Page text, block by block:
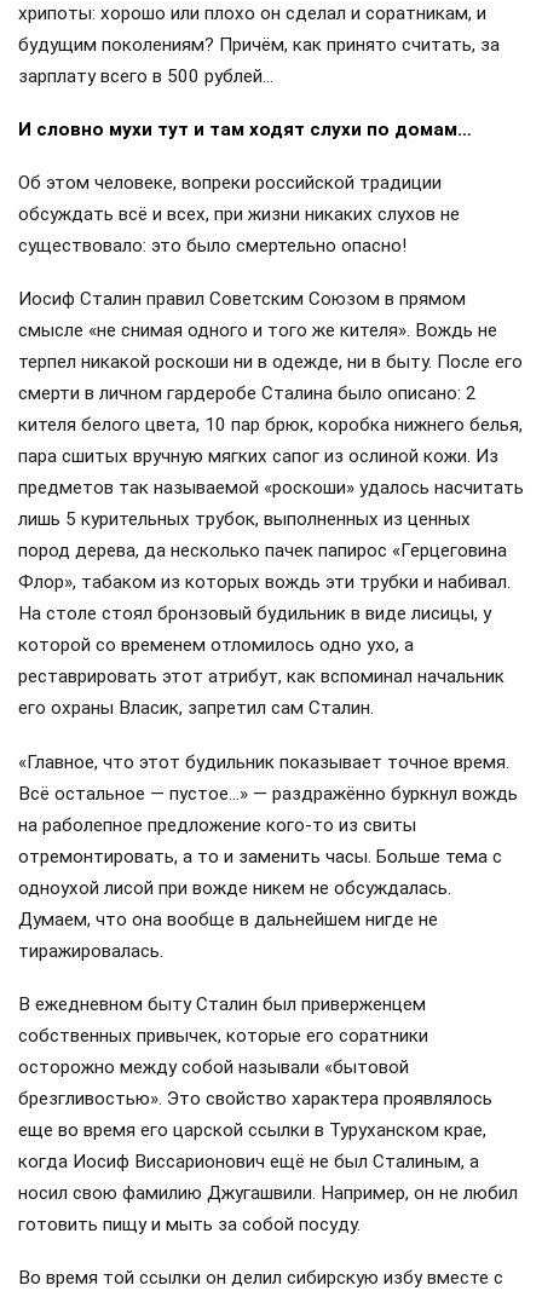
хрипоты: хорошо или плохо он сделал и соратникам, и
будущим поколениям? Причём, как принято считать, за
зарплату всего в 500 рублей…
И словно мухи тут и там ходят слухи по домам…
Об этом человеке, вопреки российской традиции
обсуждать всё и всех, при жизни никаких слухов не
существовало: это было смертельно опасно!
Иосиф Сталин правил Советским Союзом в прямом
смысле «не снимая одного и того же кителя». Вождь не
терпел никакой роскоши ни в одежде, ни в быту. После его
смерти в личном гардеробе Сталина было описано: 2
кителя белого цвета, 10 пар брюк, коробка нижнего белья,
пара сшитых вручную мягких сапог из ослиной кожи. Из
предметов так называемой «роскоши» удалось насчитать
лишь 5 курительных трубок, выполненных из ценных
пород дерева, да несколько пачек папирос «Герцеговина
Флор», табаком из которых вождь эти трубки и набивал.
На столе стоял бронзовый будильник в виде лисицы, у
которой со временем отломилось одно ухо, а
реставрировать этот атрибут, как вспоминал начальник
его охраны Власик, запретил сам Сталин.
«Главное, что этот будильник показывает точное время.
Всё остальное — пустое…» — раздражённо буркнул вождь
на раболепное предложение кого-то из свиты
отремонтировать, а то и заменить часы. Больше тема с
одноухой лисой при вожде никем не обсуждалась.
Думаем, что она вообще в дальнейшем нигде не
тиражировалась.
В ежедневном быту Сталин был приверженцем
собственных привычек, которые его соратники
осторожно между собой называли «бытовой
брезгливостью». Это свойство характера проявлялось
еще во время его царской ссылки в Туруханском крае,
когда Иосиф Виссарионович ещё не был Сталиным, а
носил свою фамилию Джугашвили. Например, он не любил
готовить пищу и мыть за собой посуду.
Во время той ссылки он делил сибирскую избу вместе с